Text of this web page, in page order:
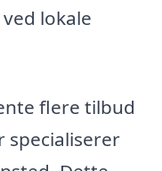
lokale
flere tilbud
specialiserer